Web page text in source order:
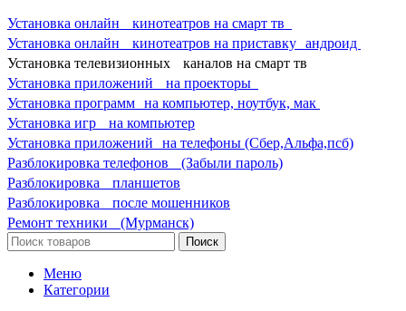
Установка онлайн кинотеатров на смарт тв
Установка онлайн кинотеатров на приставку андроид
Установка телевизионных каналов на смарт тв
Установка приложений на проекторы
Установка программ на компьютер, ноутбук, мак
Установка игр на компьютер
Установка приложений на телефоны (Сбер,Альфа,псб)
Разблокировка телефонов (Забыли пароль)
Разблокировка планшетов
Разблокировка после мошенников
Ремонт техники (Мурманск)
Поиск
Меню
Категории